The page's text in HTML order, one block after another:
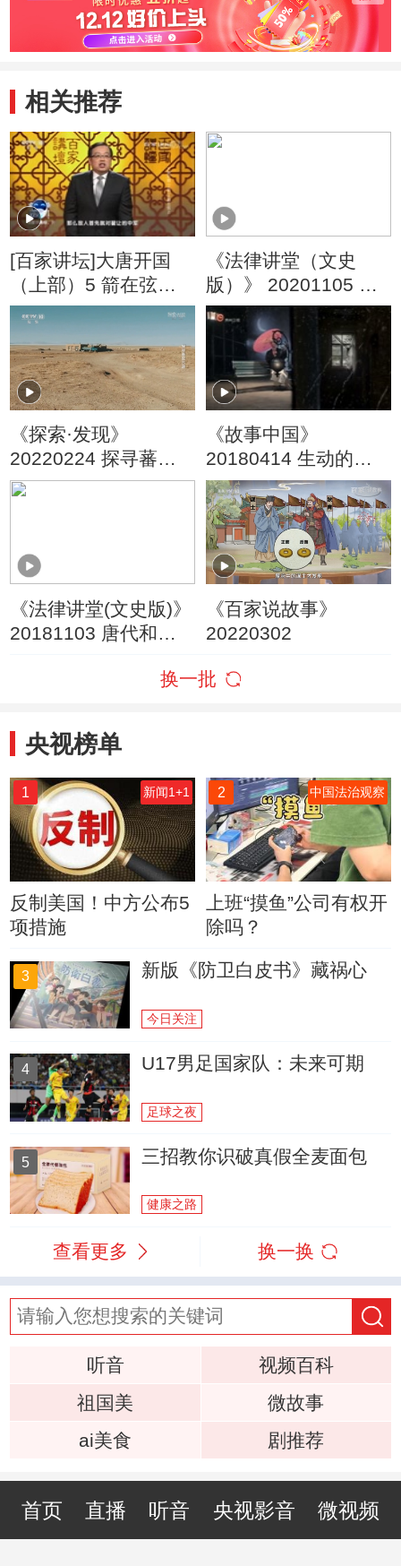
相关推荐
[百家讲坛]大唐开国
（上部）5 箭在弦上
瓦岗攻陷兴洛仓
《法律讲堂（文史
版）》 20201105 钱
币与王朝·见证安史之
乱的钱币（中）
《探索·发现》
20220224 探寻蕃尼
古道
《故事中国》
20180414 生动的历
史课 战神李靖
《法律讲堂(文史版)》
20181103 唐代和亲
《百家说故事》
20220302
换一批
央视榜单
1 新闻1+1
反制美国！中方公布5
项措施
2 中国法治观察
上班“摸鱼”公司有权开
除吗？
3 新版《防卫白皮书》藏祸心
今日关注
4 U17男足国家队：未来可期
足球之夜
5 三招教你识破真假全麦面包
健康之路
查看更多 换一换
听音
视频百科
祖国美
微故事
ai美食
剧推荐
首页 直播 听音 央视影音 微视频